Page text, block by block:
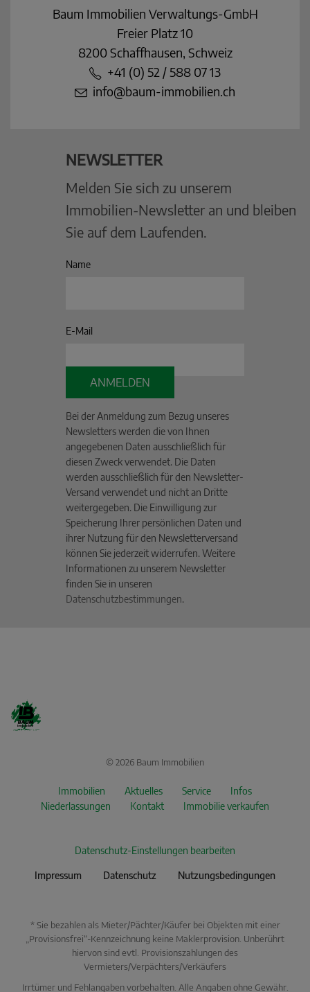
Baum Immobilien Verwaltungs-GmbH
Freier Platz 10
8200 Schaffhausen, Schweiz
+41 (0) 52 / 588 07 13
info@baum-immobilien.ch
NEWSLETTER
Melden Sie sich zu unserem
Immobilien-Newsletter an und bleiben
Sie auf dem Laufenden.
Name
E-Mail
ANMELDEN
Bei der Anmeldung zum Bezug unseres
Newsletters werden die von Ihnen
angegebenen Daten ausschließlich für
diesen Zweck verwendet. Die Daten
werden ausschließlich für den Newsletter-
Versand verwendet und nicht an Dritte
weitergegeben. Die Einwilligung zur
Speicherung Ihrer persönlichen Daten und
ihrer Nutzung für den Newsletterversand
können Sie jederzeit widerrufen. Weitere
Informationen zu unserem Newsletter
finden Sie in unseren
Datenschutzbestimmungen.
© 2026 Baum Immobilien
Immobilien Aktuelles Service
Infos
Niederlassungen
Kontakt Immobilie verkaufen
Datenschutz-Einstellungen bearbeiten
Impressum Datenschutz Nutzungsbedingungen
* Sie bezahlen als Mieter/Pächter/Käufer bei Objekten mit einer
„Provisionsfrei“-Kennzeichnung keine Maklerprovision. Unberührt
hiervon sind evtl. Provisionszahlungen des
Vermieters/Verpächters/Verkäufers
Irrtümer und Fehlangaben vorbehalten. Alle Angaben ohne Gewähr.